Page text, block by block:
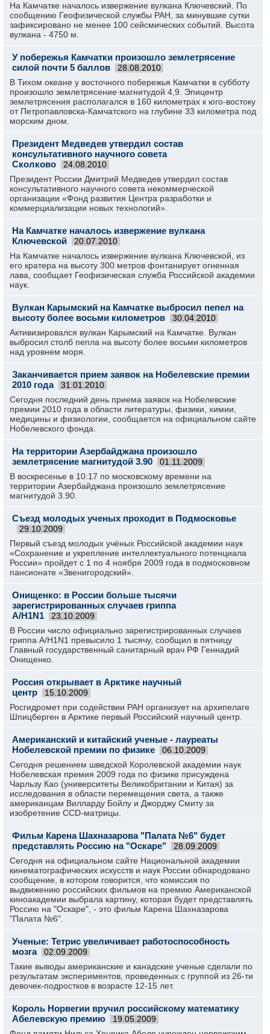
На Камчатке началось извержение вулкана Ключевский. По
сообщению Геофизической службы РАН, за минувшие сутки
зафиксировано не менее 100 сейсмических событий. Высота
вулкана - 4750 м.
У побережья Камчатки произошло землетрясение
силой почти 5 баллов
28.08.2010
В Тихом океане у восточного побережья Камчатки в субботу
произошло землетрясение магнитудой 4,9. Эпицентр
землетрясения располагался в 160 километрах к юго-востоку
от Петропавловска-Камчатского на глубине 33 километра под
морским дном.
Президент Медведев утвердил состав
консультативного научного совета
Сколково
24.08.2010
Президент России Дмитрий Медведев утвердил состав
консультативного научного совета некоммерческой
организации «Фонд развития Центра разработки и
коммерциализации новых технологий».
На Камчатке началось извержение вулкана
Ключевской
20.07.2010
На Камчатке началось извержение вулкана Ключевской, из
его кратера на высоту 300 метров фонтанирует огненная
лава, сообщает Геофизическая служба Российской академии
наук.
Вулкан Карымский на Камчатке выбросил пепел на
высоту более восьми километров
30.04.2010
Активизировался вулкан Карымский на Камчатке. Вулкан
выбросил столб пепла на высоту более восьми километров
над уровнем моря.
Заканчивается прием заявок на Нобелевские премии
2010 года
31.01.2010
Сегодня последний день приема заявок на Нобелевские
премии 2010 года в области литературы, физики, химии,
медицины и физиологии, сообщается на официальном сайте
Нобелевского фонда.
На территории Азербайджана произошло
землетрясение магнитудой 3.90
01.11.2009
В воскресенье в 10:17 по московскому времени на
территории Азербайджана произошло землетрясение
магнитудой 3.90.
Съезд молодых ученых проходит в Подмосковье
29.10.2009
Первый съезд молодых учёных Российской академии наук
«Сохранение и укрепление интеллектуального потенциала
России» пройдет с 1 по 4 ноября 2009 года в подмосковном
пансионате «Звенигородский».
Онищенко: в России больше тысячи
зарегистрированных случаев гриппа
A/H1N1
23.10.2009
В России число официально зарегистрированных случаев
гриппа A/H1N1 превысило 1 тысячу, сообщил в пятницу
Главный государственный санитарный врач РФ Геннадий
Онищенко.
Россия открывает в Арктике научный
центр
15.10.2009
Росгидромет при содействии РАН организует на архипелаге
Шпицберген в Арктике первый Российский научный центр.
Американский и китайский ученые - лауреаты
Нобелевской премии по физике
06.10.2009
Сегодня решением шведской Королевской академии наук
Нобелевская премия 2009 года по физике присуждена
Чарльзу Као (университеты Великобритании и Китая) за
исследования в области перемещения света, а также
американцам Вилларду Бойлу и Джорджу Смиту за
изобретение CCD-матрицы.
Фильм Карена Шахназарова "Палата №6" будет
представлять Россию на "Оскаре"
28.09.2009
Сегодня на официальном сайте Национальной академии
кинематографических искусств и наук России обнародовано
сообщение, в котором говорится, что комиссия по
выдвижению российских фильмов на премию Американской
киноакадемии выбрала картину, которая будет представлять
Россию на "Оскаре", - это фильм Карена Шахназарова
"Палата №6".
Ученые: Тетрис увеличивает работоспособность
мозга
02.09.2009
Такие выводы американские и канадские ученые сделали по
результатам экспериментов, проведенных с группой из 26-ти
девочек-подростков в возрасте 12-15 лет.
Король Норвегии вручил российскому математику
Абелевскую премию
19.05.2009